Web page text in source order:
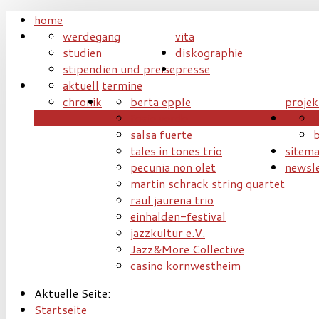
home
vita
werdegang
studien
stipendien und preise
diskographie
presse
termine
aktuell
chronik
berta epple
salsa fuerte
tales in tones trio
pecunia non olet
martin schrack string quartet
raul jaurena trio
einhalden-festival
jazzkultur e.V.
Jazz&More Collective
casino kornwestheim
Aktuelle Seite:
Startseite